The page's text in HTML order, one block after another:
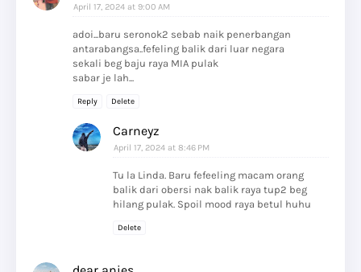
April 17, 2024 at 9:00 AM
adoi...baru seronok2 sebab naik penerbangan
antarabangsa..fefeling balik dari luar negara
sekali beg baju raya MIA pulak
sabar je lah...
Reply Delete
Carneyz
April 17, 2024 at 8:46 PM
Tu la Linda. Baru fefeeling macam orang
balik dari obersi nak balik raya tup2 beg
hilang pulak. Spoil mood raya betul huhu
Delete